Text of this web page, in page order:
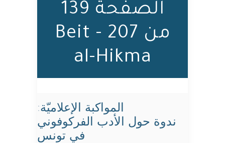
الصفحة 139
من 207 - Beit
al-Hikma
المواكبة الإعلاميّة:
ندوة حول الأدب الفركوفوني
في تونس